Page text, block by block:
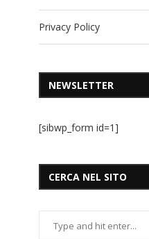
Privacy Policy
NEWSLETTER
[sibwp_form id=1]
CERCA NEL SITO